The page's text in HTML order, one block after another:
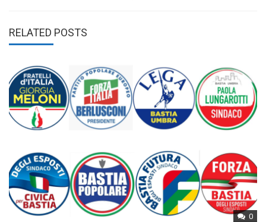
RELATED POSTS
0